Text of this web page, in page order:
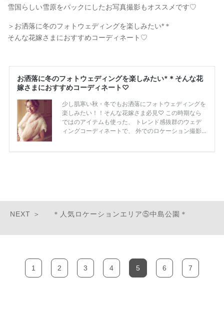
雪国らしい雪原をバックにしたお写真撮影もオススメです♡
＞お洒落に冬のフォトウェディングを楽しみたい*＊
そんな花嫁さまにおすすめコーディネート♡
＊人気ロケーションエリア⑤中島公園＊
1 2 3 4 5 6 7